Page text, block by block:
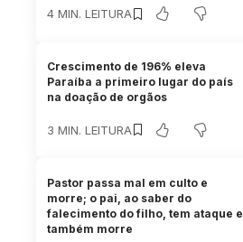
4 MIN. LEITURA
Crescimento de 196% eleva
Paraíba a primeiro lugar do país
na doação de orgãos
3 MIN. LEITURA
Pastor passa mal em culto e
morre; o pai, ao saber do
falecimento do filho, tem ataque e
também morre